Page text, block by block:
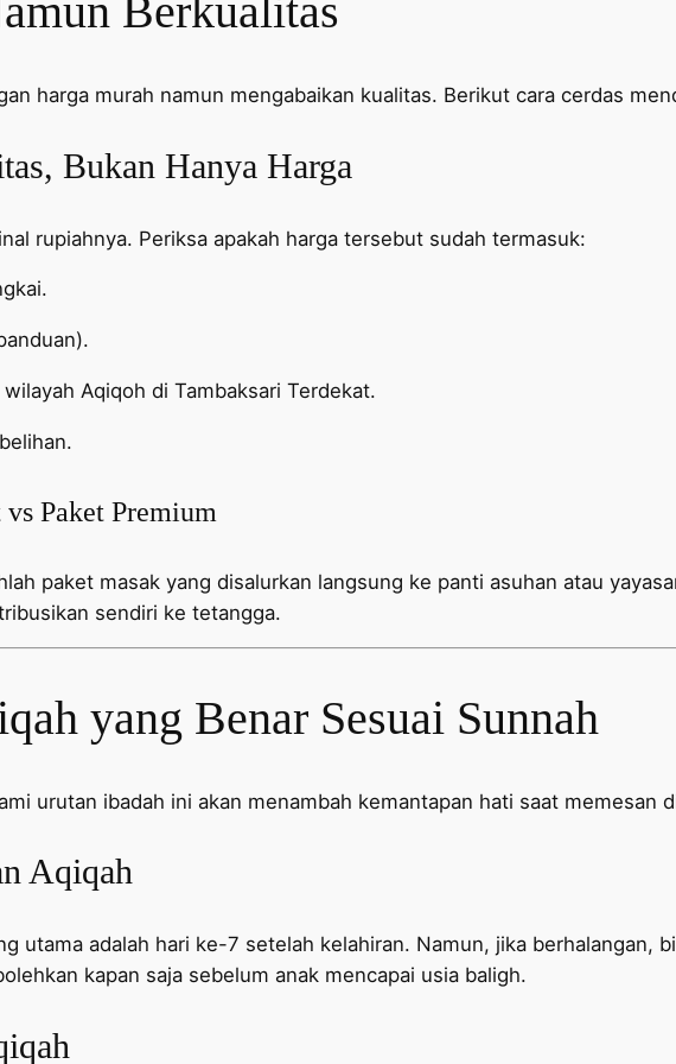
Berkualitas
harga murah namun mengabaikan kualitas. Berikut cara cerdas
Bukan Hanya Harga
rupiahnya. Periksa apakah harga tersebut sudah termasuk:
Aqiqoh di Tambaksari Terdekat.
Paket Premium
paket masak yang disalurkan langsung ke panti asuhan atau
sendiri ke tetangga.
yang Benar Sesuai Sunnah
urutan ibadah ini akan menambah kemantapan hati saat memesan
Aqiqah
utama adalah hari ke-7 setelah kelahiran. Namun, jika berhalangan,
kapan saja sebelum anak mencapai usia baligh.